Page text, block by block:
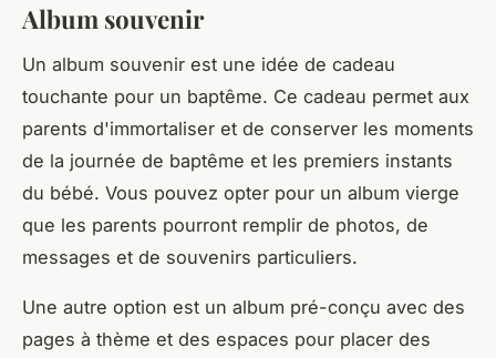
Album souvenir
Un album souvenir est une idée de cadeau
touchante pour un baptême. Ce cadeau permet aux
parents d'immortaliser et de conserver les moments
de la journée de baptême et les premiers instants
du bébé. Vous pouvez opter pour un album vierge
que les parents pourront remplir de photos, de
messages et de souvenirs particuliers.
Une autre option est un album pré-conçu avec des
pages à thème et des espaces pour placer des